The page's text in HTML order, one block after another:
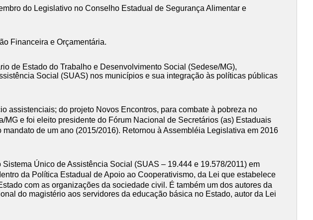
do Legislativo no Conselho Estadual de Segurança Alimentar e
Financeira e Orçamentária.
de Estado do Trabalho e Desenvolvimento Social (Sedese/MG),
Social (SUAS) nos municípios e sua integração às políticas públicas
assistenciais; do projeto Novos Encontros, para combate à pobreza no
e foi eleito presidente do Fórum Nacional de Secretários (as) Estaduais
de um ano (2015/2016). Retornou à Assembléia Legislativa em 2016
Único de Assistência Social (SUAS – 19.444 e 19.578/2011) em
da Política Estadual de Apoio ao Cooperativismo, da Lei que estabelece
com as organizações da sociedade civil. É também um dos autores da
do magistério aos servidores da educação básica no Estado, autor da Lei